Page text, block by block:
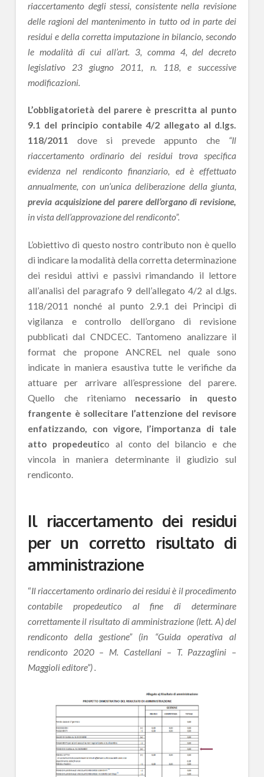
riaccertamento degli stessi, consistente nella revisione
delle ragioni del mantenimento in tutto od in parte dei
residui e della corretta imputazione in bilancio, secondo
le modalità di cui all’art. 3, comma 4, del decreto
legislativo 23 giugno 2011, n. 118, e successive
modificazioni.
L’obbligatorietà del parere è prescritta al punto
9.1 del principio contabile 4/2 allegato al d.lgs.
118/2011dove si prevede appunto che “Il
riaccertamento ordinario dei residui trova specifica
evidenza nel rendiconto finanziario, ed è effettuato
annualmente, con un’unica deliberazione della giunta,
previa acquisizione del parere dell’organo di revisione,
in vista dell’approvazione del rendiconto”.
L’obiettivo di questo nostro contributo non è quello
di indicare la modalità della corretta determinazione
dei residui attivi e passivi rimandando il lettore
all’analisi del paragrafo 9 dell’allegato 4/2 al d.lgs.
118/2011 nonché al punto 2.9.1 dei Principi di
vigilanza e controllo dell’organo di revisione
pubblicati dal CNDCEC. Tantomeno analizzare il
format che propone ANCREL nel quale sono
indicate in maniera esaustiva tutte le verifiche da
attuare per arrivare all’espressione del parere.
Quello che riteniamo necessario in questo
frangente è sollecitare l’attenzione del revisore
enfatizzando, con vigore, l’importanza di tale
atto propedeutico al conto del bilancio e che
vincola in maniera determinante il giudizio sul
rendiconto.
Il riaccertamento dei residui
per un corretto risultato di
amministrazione
“Il riaccertamento ordinario dei residui è il procedimento
contabile propedeutico al fine di determinare
correttamente il risultato di amministrazione (lett. A) del
rendiconto della gestione” (in “Guida operativa al
rendiconto 2020 – M. Castellani – T. Pazzaglini –
Maggioli editore”) .